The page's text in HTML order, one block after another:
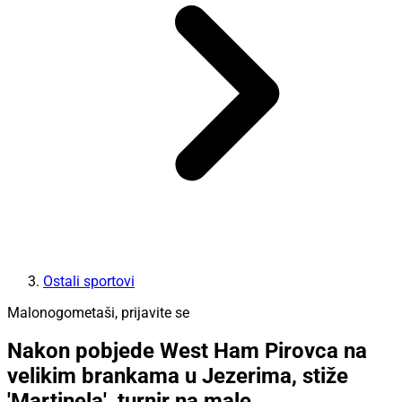
Ostali sportovi
Malonogometaši, prijavite se
Nakon pobjede West Ham Pirovca na
velikim brankama u Jezerima, stiže